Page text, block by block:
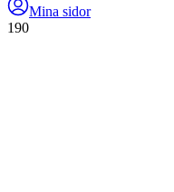
Mina sidor
190